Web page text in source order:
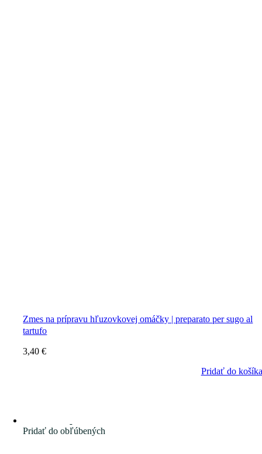
Zmes na prípravu hľuzovkovej omáčky | preparato per sugo al
tartufo
3,40€
Pridať do košíka
Pridať do obľúbených